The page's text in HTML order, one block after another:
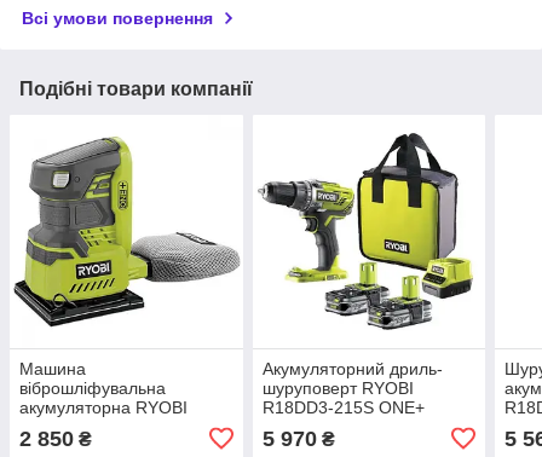
Всі умови повернення
Подібні товари компанії
Машина
віброшліфувальна
акумуляторна RYOBI
2 850 ₴
Акумуляторний дриль-
шуруповерт RYOBI
R18DD3-215S ONE+
зарядний пристрій)
5 970₴ 5